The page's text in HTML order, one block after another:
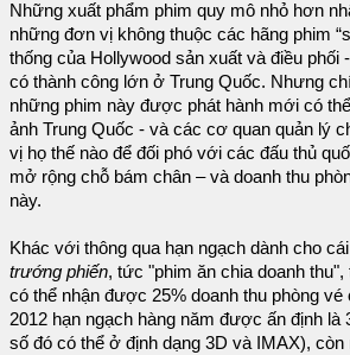
Những xuất phẩm phim quy mô nhỏ hơn
những đơn vị không thuộc các hãng phim
thống của Hollywood sản xuất và điều
có thành công lớn ở Trung Quốc. Nhưng
những phim này được phát hành mới có
ảnh Trung Quốc - và các cơ quan quản lý
vị họ thế nào để đối phó với các đấu thủ
mở rộng chỗ bám chân – và doanh thu
này.
Khác với thông qua hạn ngạch dành cho
trướng phiến, tức "phim ăn chia doanh
có thể nhận được 25% doanh thu phòng
2012 hạn ngạch hàng năm được ấn định là
số đó có thể ở định dạng 3D và IMAX),